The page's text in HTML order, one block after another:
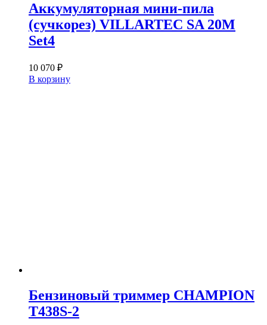
Аккумуляторная мини-пила
(сучкорез) VILLARTEC SA 20M
Set4
10 070 ₽
В корзину
Бензиновый триммер CHAMPION
T438S-2